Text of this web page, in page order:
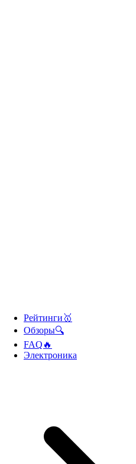
Рейтинги🥇
Обзоры🔍
FAQ🔥
Электроника